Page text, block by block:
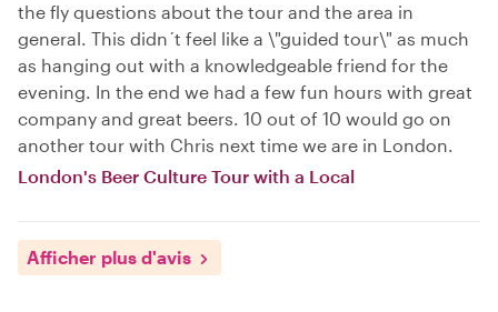
the fly questions about the tour and the area in
general. This didn´t feel like a \"guided tour\" as much
as hanging out with a knowledgeable friend for the
evening. In the end we had a few fun hours with great
company and great beers. 10 out of 10 would go on
another tour with Chris next time we are in London.
London's Beer Culture Tour with a Local
Afficher plus d'avis